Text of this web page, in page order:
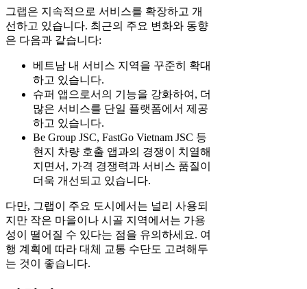
그랩은 지속적으로 서비스를 확장하고 개
선하고 있습니다. 최근의 주요 변화와 동향
은 다음과 같습니다:
베트남 내 서비스 지역을 꾸준히 확대
하고 있습니다.
슈퍼 앱으로서의 기능을 강화하여, 더
많은 서비스를 단일 플랫폼에서 제공
하고 있습니다.
Be Group JSC, FastGo Vietnam JSC 등
현지 차량 호출 앱과의 경쟁이 치열해
지면서, 가격 경쟁력과 서비스 품질이
더욱 개선되고 있습니다.
다만, 그랩이 주요 도시에서는 널리 사용되
지만 작은 마을이나 시골 지역에서는 가용
성이 떨어질 수 있다는 점을 유의하세요. 여
행 계획에 따라 대체 교통 수단도 고려해두
는 것이 좋습니다.